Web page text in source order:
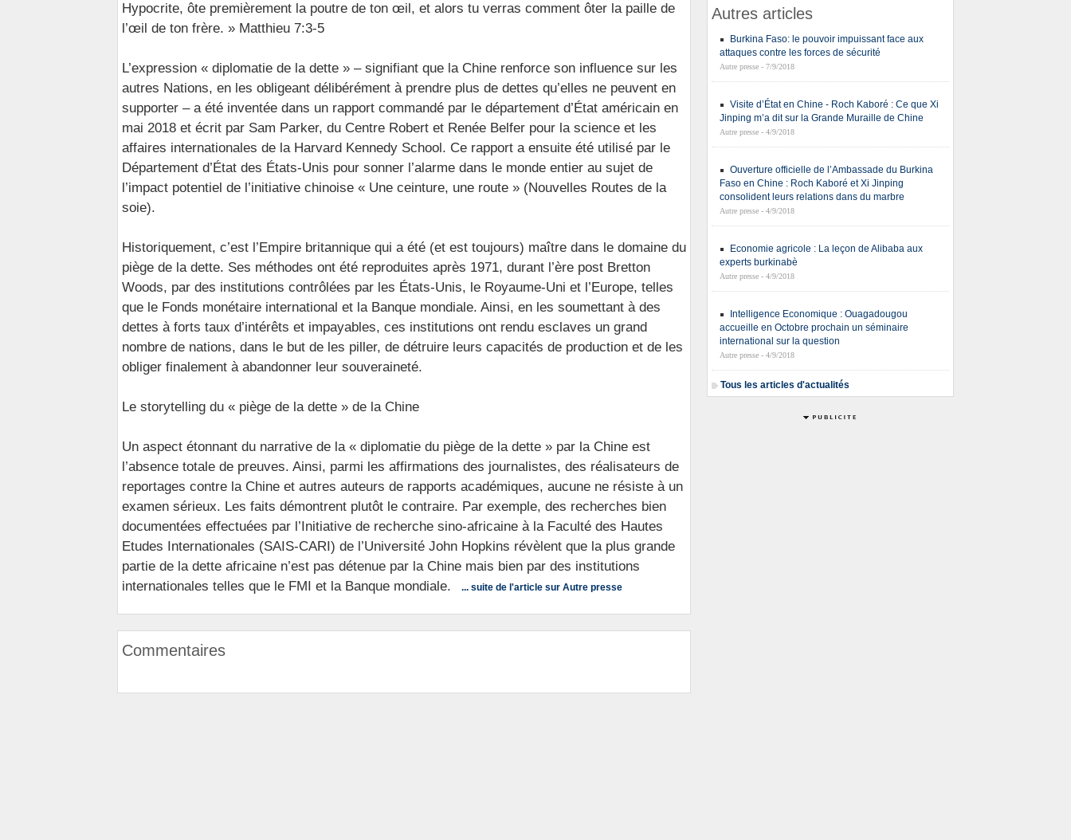
Hypocrite, ôte premièrement la poutre de ton œil, et alors tu verras comment ôter la paille de
l’œil de ton frère. » Matthieu 7:3-5
L’expression « diplomatie de la dette » – signifiant que la Chine renforce son influence sur les
autres Nations, en les obligeant délibérément à prendre plus de dettes qu’elles ne peuvent en
supporter – a été inventée dans un rapport commandé par le département d’État américain en
mai 2018 et écrit par Sam Parker, du Centre Robert et Renée Belfer pour la science et les
affaires internationales de la Harvard Kennedy School. Ce rapport a ensuite été utilisé par le
Département d’État des États-Unis pour sonner l’alarme dans le monde entier au sujet de
l’impact potentiel de l’initiative chinoise « Une ceinture, une route » (Nouvelles Routes de la
soie).
Historiquement, c’est l’Empire britannique qui a été (et est toujours) maître dans le domaine du
piège de la dette. Ses méthodes ont été reproduites après 1971, durant l’ère post Bretton
Woods, par des institutions contrôlées par les États-Unis, le Royaume-Uni et l’Europe, telles
que le Fonds monétaire international et la Banque mondiale. Ainsi, en les soumettant à des
dettes à forts taux d’intérêts et impayables, ces institutions ont rendu esclaves un grand
nombre de nations, dans le but de les piller, de détruire leurs capacités de production et de les
obliger finalement à abandonner leur souveraineté.
Le storytelling du « piège de la dette » de la Chine
Un aspect étonnant du narrative de la « diplomatie du piège de la dette » par la Chine est
l’absence totale de preuves. Ainsi, parmi les affirmations des journalistes, des réalisateurs de
reportages contre la Chine et autres auteurs de rapports académiques, aucune ne résiste à un
examen sérieux. Les faits démontrent plutôt le contraire. Par exemple, des recherches bien
documentées effectuées par l’Initiative de recherche sino-africaine à la Faculté des Hautes
Etudes Internationales (SAIS-CARI) de l’Université John Hopkins révèlent que la plus grande
partie de la dette africaine n’est pas détenue par la Chine mais bien par des institutions
internationales telles que le FMI et la Banque mondiale.
... suite de l'article sur Autre presse
Commentaires
Autres articles
Burkina Faso: le pouvoir impuissant face aux
attaques contre les forces de sécurité
Autre presse - 7/9/2018
Visite d’État en Chine - Roch Kaboré : Ce que Xi
Jinping m’a dit sur la Grande Muraille de Chine
Autre presse - 4/9/2018
Ouverture officielle de l’Ambassade du Burkina
Faso en Chine : Roch Kaboré et Xi Jinping
consolident leurs relations dans du marbre
Autre presse - 4/9/2018
Economie agricole : La leçon de Alibaba aux
experts burkinabè
Autre presse - 4/9/2018
Intelligence Economique : Ouagadougou
accueille en Octobre prochain un séminaire
international sur la question
Autre presse - 4/9/2018
Tous les articles d'actualités